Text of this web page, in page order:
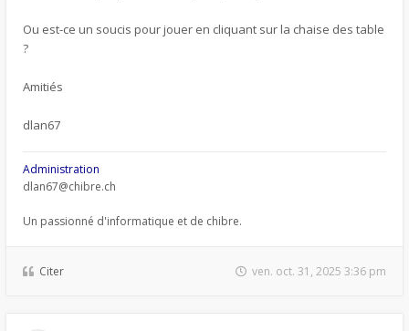
Ou est-ce un soucis pour jouer en cliquant sur la chaise des table
?
Amitiés
dlan67
Administration
dlan67@chibre.ch
Un passionné d'informatique et de chibre.
Citer ven. oct. 31, 2025 3:36 pm